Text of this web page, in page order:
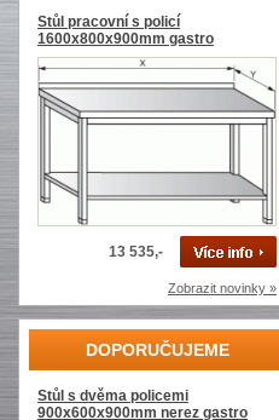
Stůl pracovní s policí
1600x800x900mm gastro
13 535,-
Zobrazit novinky »
DOPORUČUJEME
Stůl s dvěma policemi
900x600x900mm nerez gastro